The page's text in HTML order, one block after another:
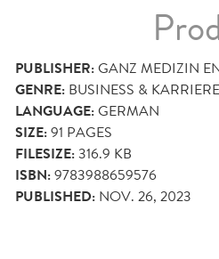
PUBLISHER:GANZ MEDIZIN
GENRE: BUSINESS & KARRIERE
LANGUAGE:GERMAN
SIZE:91 PAGES
FILESIZE:316.9 KB
ISBN:9783988659576
PUBLISHED: NOV. 26, 2023